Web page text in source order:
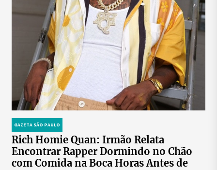
GAZETA SÃO PAULO
Rich Homie Quan: Irmão Relata
Encontrar Rapper Dormindo no Chão
com Comida na Boca Horas Antes de